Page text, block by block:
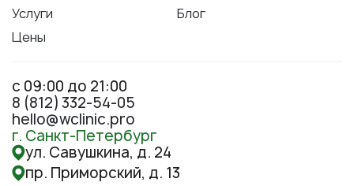
Услуги
Блог
Цены
с 09:00 до 21:00
8 (812) 332-54-05
hello@wclinic.pro
г. Санкт-Петербург
ул. Савушкина, д. 24
пр. Приморский, д. 13